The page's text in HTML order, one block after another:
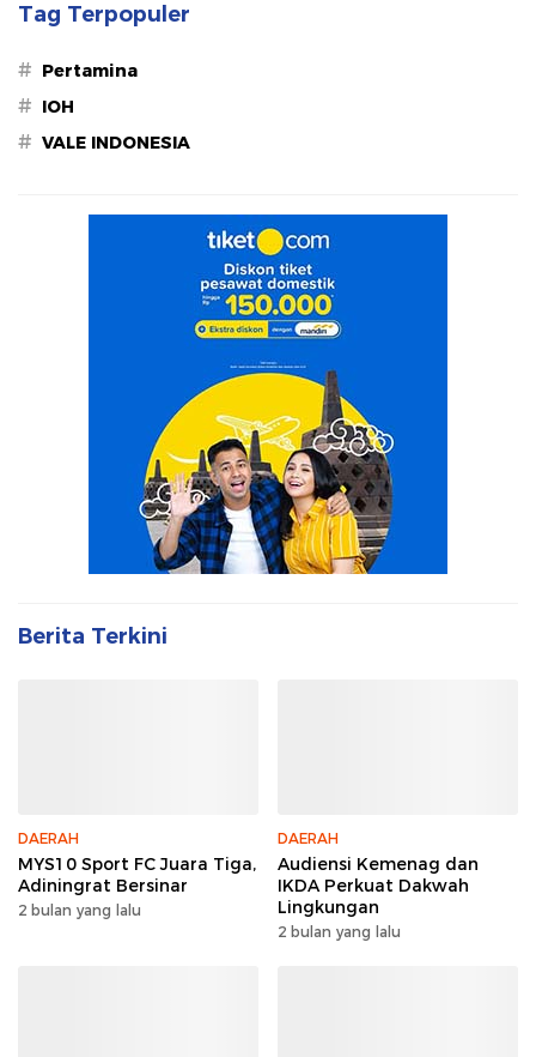
Tag Terpopuler
# Pertamina
# IOH
# VALE INDONESIA
Berita Terkini
DAERAH
MYS10 Sport FC Juara Tiga,
Adiningrat Bersinar
2 bulan yang lalu
DAERAH
Audiensi Kemenag dan
IKDA Perkuat Dakwah
Lingkungan
2 bulan yang lalu